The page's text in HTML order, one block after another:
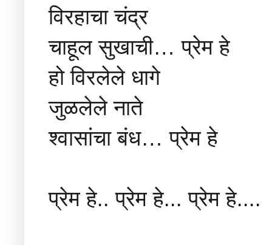
विरहाचा चंद्र
चाहूल सुखाची… प्रेम हे
हो विरलेले धागे
जुळलेले नाते
श्वासांचा बंध… प्रेम हे
प्रेम हे.. प्रेम हे... प्रेम हे....